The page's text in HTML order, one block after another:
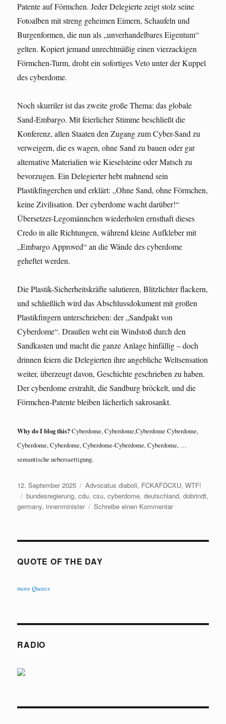
Patente auf Förmchen. Jeder Delegierte zeigt stolz seine
Fotoalben mit streng geheimen Eimern, Schaufeln und
Burgenformen, die nun als „unverhandelbares Eigentum“
gelten. Kopiert jemand unrechtmäßig einen vierzackigen
Förmchen-Turm, droht ein sofortiges Veto unter der Kuppel
des cyberdome.
Noch skurriler ist das zweite große Thema: das globale
Sand-Embargo. Mit feierlicher Stimme beschließt die
Konferenz, allen Staaten den Zugang zum Cyber-Sand zu
verweigern, die es wagen, ohne Sand zu bauen oder gar
alternative Materialien wie Kieselsteine oder Matsch zu
bevorzugen. Ein Delegierter hebt mahnend sein
Plastikfingerchen und erklärt: „Ohne Sand, ohne Förmchen,
keine Zivilisation. Der cyberdome wacht darüber!“
Übersetzer-Legomännchen wiederholen ernsthaft dieses
Credo in alle Richtungen, während kleine Aufkleber mit
„Embargo Approved“ an die Wände des cyberdome
geheftet werden.
Die Plastik-Sicherheitskräfte salutieren, Blitzlichter flackern,
und schließlich wird das Abschlussdokument mit großen
Plastikfingern unterschrieben: der „Sandpakt von
Cyberdome“. Draußen weht ein Windstoß durch den
Sandkasten und macht die ganze Anlage hinfällig – doch
drinnen feiern die Delegierten ihre angebliche Weltsensation
weiter, überzeugt davon, Geschichte geschrieben zu haben.
Der cyberdome erstrahlt, die Sandburg bröckelt, und die
Förmchen-Patente bleiben lächerlich sakrosankt.
Why do I blog this?Cyberdome, Cyberdome,Cyberdome Cyberdome,
Cyberdome, Cyberdome, Cyberdome-Cyberdome, Cyberdome, …
semantische uebersaettigung.
Veröffentlicht
am
12. September 2025 Kategorien
Advocatus diaboli, FCKAFDCXU,WTF!
Schlagwörter
bundesregierung,cdu,csu,cyberdome,deutschland,dobrindt,
germany,innenminister Schreibe einen Kommentarzu
Cyberdome
QUOTE OF THE DAY
more Quotes
RADIO